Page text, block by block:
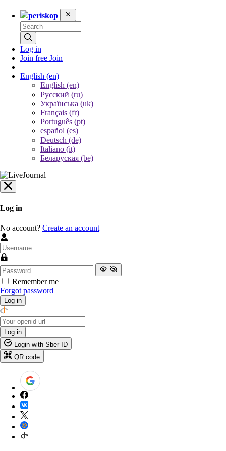
periskop
Log in
Join free Join
English (en)
English (en)
Русский (ru)
Українська (uk)
Français (fr)
Português (pt)
español (es)
Deutsch (de)
Italiano (it)
Беларуская (be)
Log in
No account? Create an account
Remember me
Forgot password
Log in
Log in
Login with Sber ID
QR code